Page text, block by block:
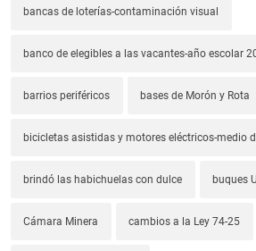
bancas de loterías-contaminación visual
banco de elegibles a las vacantes-año escolar
barrios periféricos bases de Morón y Rota
bicicletas asistidas y motores eléctricos-medio
brindó las habichuelas con dulce buques
Cámara Minera cambios a la Ley 74-25